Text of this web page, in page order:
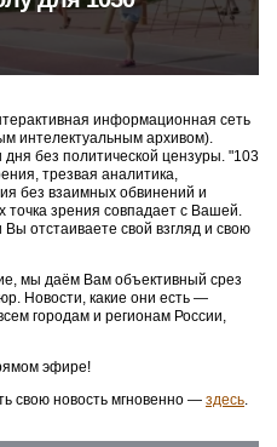
информационная сеть
интелектуальным архивом).
без политической цензуры. "103
трезвая аналитика,
без взаимных обвинений и
точка зрения совпадает с Вашей.
отстаиваете свой взгляд и свою
мы даём Вам объективный срез
Новости, какие они есть —
городам и регионам России,
эфире!
свою новость мгновенно — здесь.